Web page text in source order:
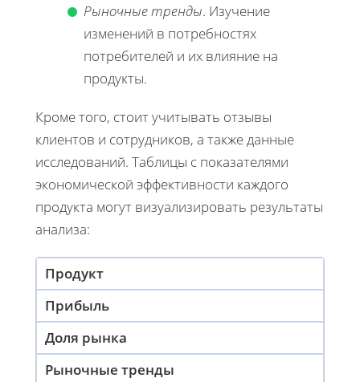
Рыночные тренды. Изучение
изменений в потребностях
потребителей и их влияние на
продукты.
Кроме того, стоит учитывать отзывы
клиентов и сотрудников, а также данные
исследований. Таблицы с показателями
экономической эффективности каждого
продукта могут визуализировать результаты
анализа:
Продукт
Прибыль
Доля рынка
Рыночные тренды